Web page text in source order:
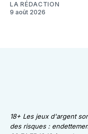
LA RÉDACTION
9 août 2026
18+ Les jeux d'argent
des risques :